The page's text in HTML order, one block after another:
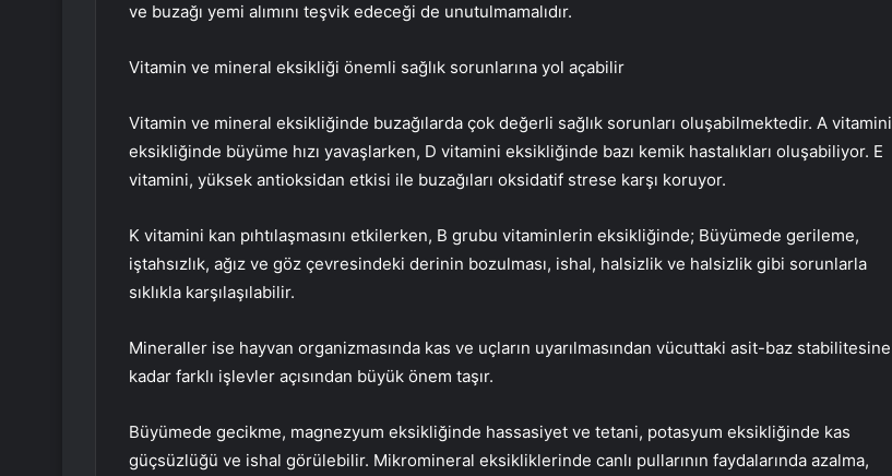
ve buzağı yemi alımını teşvik edeceği de unutulmamalıdır.
Vitamin ve mineral eksikliği önemli sağlık sorunlarına yol açabilir
Vitamin ve mineral eksikliğinde buzağılarda çok değerli sağlık sorunları oluşabilmektedir. A vitamini
eksikliğinde büyüme hızı yavaşlarken, D vitamini eksikliğinde bazı kemik hastalıkları oluşabiliyor. E
vitamini, yüksek antioksidan etkisi ile buzağıları oksidatif strese karşı koruyor.
K vitamini kan pıhtılaşmasını etkilerken, B grubu vitaminlerin eksikliğinde; Büyümede gerileme,
iştahsızlık, ağız ve göz çevresindeki derinin bozulması, ishal, halsizlik ve halsizlik gibi sorunlarla
sıklıkla karşılaşılabilir.
Mineraller ise hayvan organizmasında kas ve uçların uyarılmasından vücuttaki asit-baz stabilitesine
kadar farklı işlevler açısından büyük önem taşır.
Büyümede gecikme, magnezyum eksikliğinde hassasiyet ve tetani, potasyum eksikliğinde kas
güçsüzlüğü ve ishal görülebilir. Mikromineral eksikliklerinde canlı pullarının faydalarında azalma,